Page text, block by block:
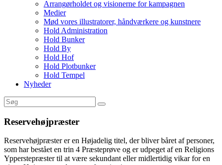
Arrangørholdet og visionerne for kampagnen
Medier
Mød vores illustratorer, håndværkere og kunstnere
Hold Administration
Hold Bunker
Hold By
Hold Hof
Hold Plotbunker
Hold Tempel
Nyheder
Reservehøjpræster
Reservehøjpræster er en Højadelig titel, der bliver båret af personer,
som har bestået en trin 4 Præsteprøve og er udpeget af en Religions
Ypperstepræster til at være sekundant eller midlertidig vikar for en